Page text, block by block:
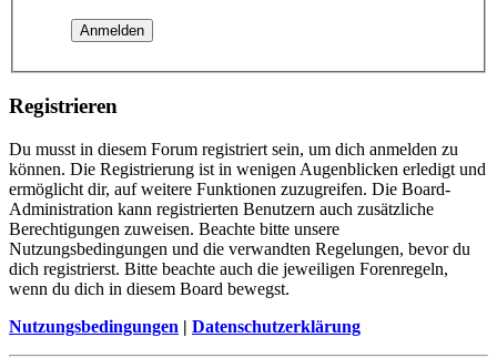
Registrieren
Du musst in diesem Forum registriert sein, um dich anmelden zu
können. Die Registrierung ist in wenigen Augenblicken erledigt und
ermöglicht dir, auf weitere Funktionen zuzugreifen. Die Board-
Administration kann registrierten Benutzern auch zusätzliche
Berechtigungen zuweisen. Beachte bitte unsere
Nutzungsbedingungen und die verwandten Regelungen, bevor du
dich registrierst. Bitte beachte auch die jeweiligen Forenregeln,
wenn du dich in diesem Board bewegst.
Nutzungsbedingungen | Datenschutzerklärung